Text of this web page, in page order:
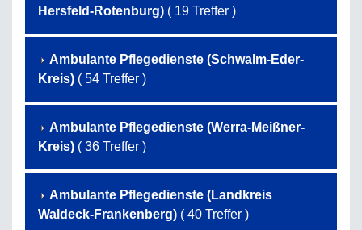
Hersfeld-Rotenburg) ( 19 Treffer )
Ambulante Pflegedienste (Schwalm-Eder-
Kreis) ( 54 Treffer )
Ambulante Pflegedienste (Werra-Meißner-
Kreis) ( 36 Treffer )
Ambulante Pflegedienste (Landkreis
Waldeck-Frankenberg) ( 40 Treffer )